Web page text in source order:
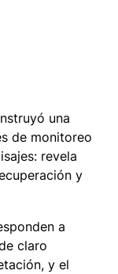
una
de monitoreo
revela
y
a
claro
y el